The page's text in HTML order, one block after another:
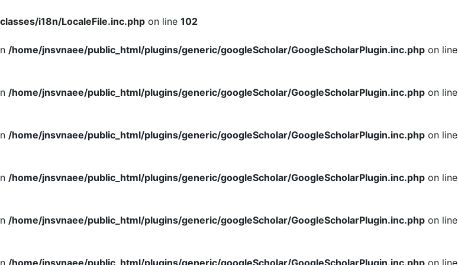
i18n/LocaleFile.inc.php on line 102
/home/jnsvnaee/public_html/plugins/generic/googleScholar/GoogleScholarPlugin.inc.php on line
/home/jnsvnaee/public_html/plugins/generic/googleScholar/GoogleScholarPlugin.inc.php on line
/home/jnsvnaee/public_html/plugins/generic/googleScholar/GoogleScholarPlugin.inc.php on line
/home/jnsvnaee/public_html/plugins/generic/googleScholar/GoogleScholarPlugin.inc.php on line
/home/jnsvnaee/public_html/plugins/generic/googleScholar/GoogleScholarPlugin.inc.php on line
/home/jnsvnaee/public_html/plugins/generic/googleScholar/GoogleScholarPlugin.inc.php on line